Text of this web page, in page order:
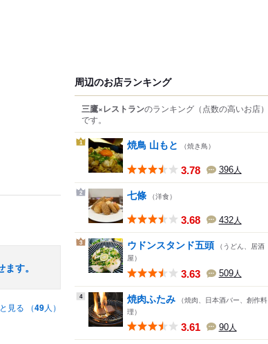
す。
見る （49人）
周辺のお店ランキング
三鷹×レストランのランキング （点数の高いお店）
です。
1 焼鳥 山もと （焼き鳥）
3.78 396人
2 七條 （洋食）
3.68 432人
3 ウドンスタンド五頭 （うどん、居酒
屋）
3.63 509人
4 焼肉ふたみ （焼肉、日本酒バー、創作料
理）
3.61 90人